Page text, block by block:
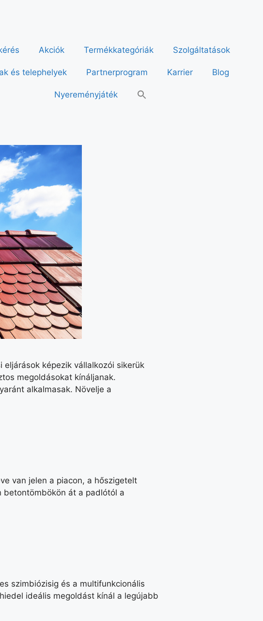
Akciók Termékkategóriák Szolgáltatások
és telephelyek Partnerprogram Karrier Blog
Nyereményjáték
képezik vállalkozói sikerük
megoldásokat kínáljanak.
alkalmasak. Növelje a
van jelen a piacon, a hőszigetelt
betontömbökön át a padlótól a
szimbiózisig és a multifunkcionális
ideális megoldást kínál a legújabb